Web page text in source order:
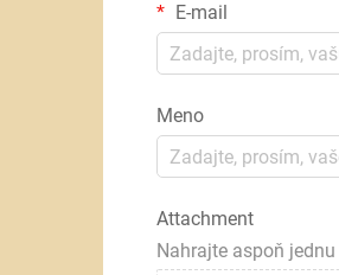
E-mail
Meno
Attachment
Nahrajte aspoň